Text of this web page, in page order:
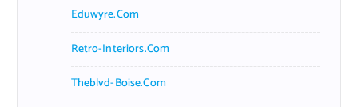
Eduwyre.com
Retro-Interiors.com
Theblvd-Boise.com